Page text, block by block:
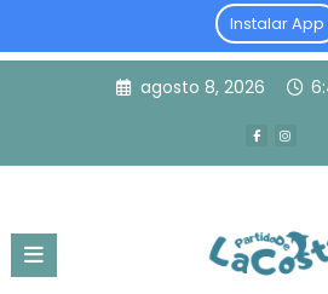
Instalar App
agosto 8, 2026